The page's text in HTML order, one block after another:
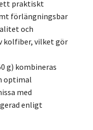
ett praktiskt
förlängningsbar
och
kolfiber, vilket gör
g) kombineras
optimal
med
enligt